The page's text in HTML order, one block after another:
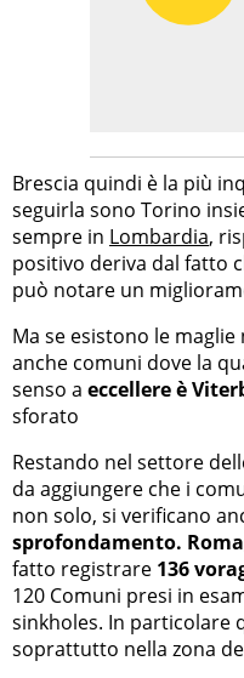
Brescia quindi è la più
seguirla sono Torino
sempre in Lombardia,
positivo deriva dal fatto
può notare un
Ma se esistono le maglie
anche comuni dove la
senso a eccellere è
sforato
Restando nel settore
da aggiungere che i
non solo, si verificano
sprofondamento.
fatto registrare 136
120 Comuni presi in
sinkholes. In particolare
soprattutto nella zona